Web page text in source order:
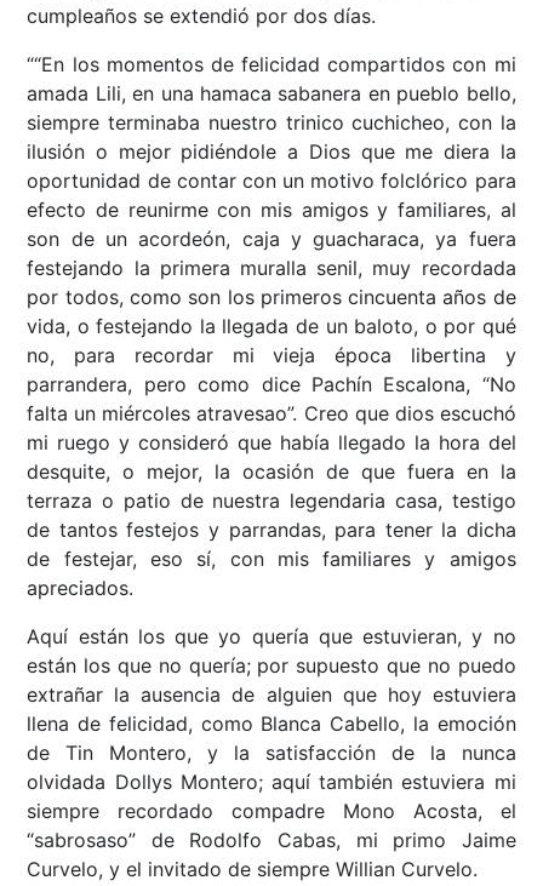
cumpleaños se extendió por dos días.
““En los momentos de felicidad compartidos con mi
amada Lili, en una hamaca sabanera en pueblo bello,
siempre terminaba nuestro trinico cuchicheo, con la
ilusión o mejor pidiéndole a Dios que me diera la
oportunidad de contar con un motivo folclórico para
efecto de reunirme con mis amigos y familiares, al
son de un acordeón, caja y guacharaca, ya fuera
festejando la primera muralla senil, muy recordada
por todos, como son los primeros cincuenta años de
vida, o festejando la llegada de un baloto, o por qué
no, para recordar mi vieja época libertina y
parrandera, pero como dice Pachín Escalona, “No
falta un miércoles atravesao”. Creo que dios escuchó
mi ruego y consideró que había llegado la hora del
desquite, o mejor, la ocasión de que fuera en la
terraza o patio de nuestra legendaria casa, testigo
de tantos festejos y parrandas, para tener la dicha
de festejar, eso sí, con mis familiares y amigos
apreciados.
Aquí están los que yo quería que estuvieran, y no
están los que no quería; por supuesto que no puedo
extrañar la ausencia de alguien que hoy estuviera
llena de felicidad, como Blanca Cabello, la emoción
de Tin Montero, y la satisfacción de la nunca
olvidada Dollys Montero; aquí también estuviera mi
siempre recordado compadre Mono Acosta, el
“sabrosaso” de Rodolfo Cabas, mi primo Jaime
Curvelo, y el invitado de siempre Willian Curvelo.